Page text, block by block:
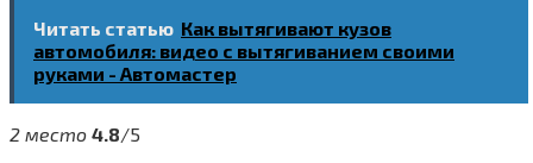
Читать статью Как вытягивают кузов
автомобиля: видео с вытягиванием своими
руками - Автомастер
2 место 4.8/5